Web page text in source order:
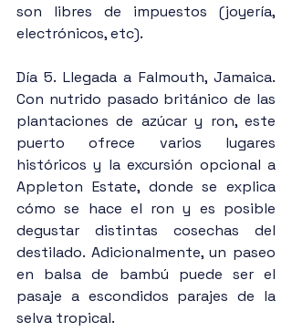
son libres de impuestos (joyería,
electrónicos, etc).
Día 5. Llegada a Falmouth, Jamaica.
Con nutrido pasado británico de las
plantaciones de azúcar y ron, este
puerto ofrece varios lugares
históricos y la excursión opcional a
Appleton Estate, donde se explica
cómo se hace el ron y es posible
degustar distintas cosechas del
destilado. Adicionalmente, un paseo
en balsa de bambú puede ser el
pasaje a escondidos parajes de la
selva tropical.